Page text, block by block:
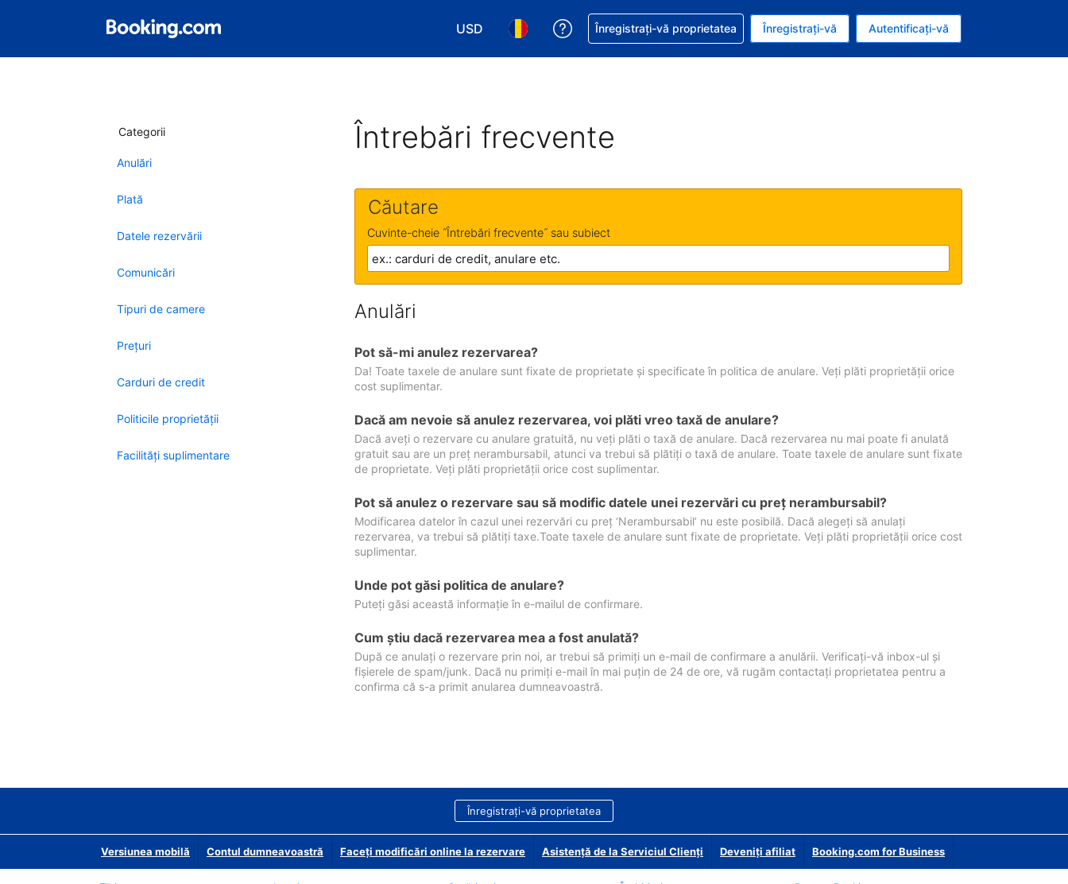
USD
Alegeţi moneda. Moneda actuală este Dolar american
Alegeți limba. Limba actuală este Română
Primiți asistență cu privire la rezervarea dvs.
Înregistrați-vă proprietatea Înregistrați-vă Autentificați-vă
Categorii
Anulări
Plată
Datele rezervării
Comunicări
Tipuri de camere
Preţuri
Carduri de credit
Politicile proprietății
Facilităţi suplimentare
Întrebări frecvente
Căutare
Cuvinte-cheie ˝Întrebări frecvente˝ sau subiect
Anulări
Pot să-mi anulez rezervarea?
Da! Toate taxele de anulare sunt fixate de proprietate și specificate în politica de anulare. Veți plăti proprietății orice
cost suplimentar.
Dacă am nevoie să anulez rezervarea, voi plăti vreo taxă de anulare?
Dacă aveți o rezervare cu anulare gratuită, nu veți plăti o taxă de anulare. Dacă rezervarea nu mai poate fi anulată
gratuit sau are un preț nerambursabil, atunci va trebui să plătiți o taxă de anulare. Toate taxele de anulare sunt fixate
de proprietate. Veți plăti proprietății orice cost suplimentar.
Pot să anulez o rezervare sau să modific datele unei rezervări cu preţ nerambursabil?
Modificarea datelor în cazul unei rezervări cu preț ‘Nerambursabil’ nu este posibilă. Dacă alegeți să anulați
rezervarea, va trebui să plătiți taxe.Toate taxele de anulare sunt fixate de proprietate. Veți plăti proprietății orice cost
suplimentar.
Unde pot găsi politica de anulare?
Puteți găsi această informație în e-mailul de confirmare.
Cum ştiu dacă rezervarea mea a fost anulată?
După ce anulați o rezervare prin noi, ar trebui să primiți un e-mail de confirmare a anulării. Verificați-vă inbox-ul și
fișierele de spam/junk. Dacă nu primiți e-mail în mai puțin de 24 de ore, vă rugăm contactați proprietatea pentru a
confirma că s-a primit anularea dumneavoastră.
Înregistrați-vă proprietatea
Versiunea mobilă Contul dumneavoastră Faceți modificări online la rezervare Asistență de la Serviciul Clienți Deveniţi afiliat Booking.com for Business